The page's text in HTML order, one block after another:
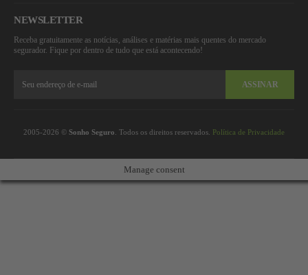
NEWSLETTER
Receba gratuitamente as notícias, análises e matérias mais quentes do mercado
segurador. Fique por dentro de tudo que está acontecendo!
ASSINAR
2005-2026 © Sonho Seguro . Todos os direitos reservados. Política de Privacidade
Manage consent